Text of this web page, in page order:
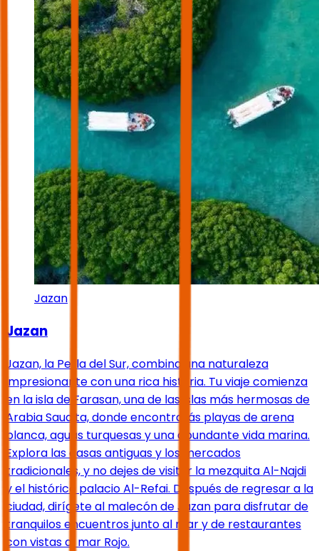
Jazan
Jazan
Jazan, la Perla del Sur, combina una naturaleza
impresionante con una rica historia. Tu viaje comienza
en la isla de Farasan, una de las islas más hermosas de
Arabia Saudita, donde encontrarás playas de arena
blanca, aguas turquesas y una abundante vida marina.
Explora las casas antiguas y los mercados
tradicionales, y no dejes de visitar la mezquita Al-Najdi
y el histórico palacio Al-Refai. Después de regresar a la
ciudad, dirígete al malecón de Jazan para disfrutar de
tranquilos encuentros junto al mar y de restaurantes
con vistas al mar Rojo.